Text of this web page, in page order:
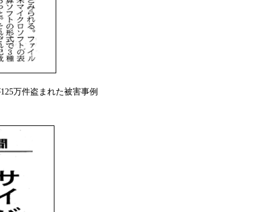
万件盗まれた被害事例